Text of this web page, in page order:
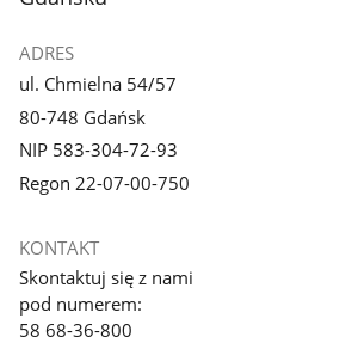
ADRES
ul. Chmielna 54/57
80-748 Gdańsk
NIP 583-304-72-93
Regon 22-07-00-750
KONTAKT
Skontaktuj się z nami
pod numerem:
58 68-36-800